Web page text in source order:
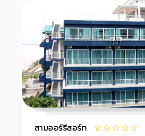
สามออร์รีสอร์ท